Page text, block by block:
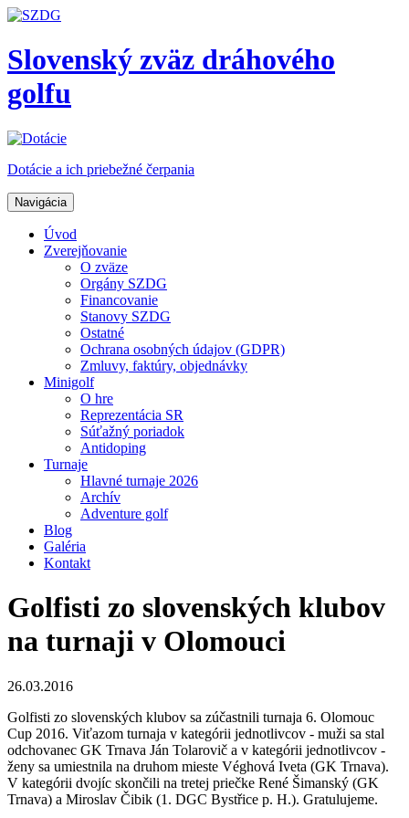
Slovenský zväz dráhového
golfu
Dotácie a ich priebežné čerpania
Navigácia
Úvod
Zverejňovanie
O zväze
Orgány SZDG
Financovanie
Stanovy SZDG
Ostatné
Ochrana osobných údajov (GDPR)
Zmluvy, faktúry, objednávky
Minigolf
O hre
Reprezentácia SR
Súťažný poriadok
Antidoping
Turnaje
Hlavné turnaje 2026
Archív
Adventure golf
Blog
Galéria
Kontakt
Golfisti zo slovenských klubov
na turnaji v Olomouci
26.03.2016
Golfisti zo slovenských klubov sa zúčastnili turnaja 6. Olomouc
Cup 2016. Viťazom turnaja v kategórii jednotlivcov - muži sa stal
odchovanec GK Trnava Ján Tolarovič a v kategórii jednotlivcov -
ženy sa umiestnila na druhom mieste Véghová Iveta (GK Trnava).
V kategórii dvojíc skončili na tretej priečke René Šimanský (GK
Trnava) a Miroslav Čibik (1. DGC Bystřice p. H.). Gratulujeme.